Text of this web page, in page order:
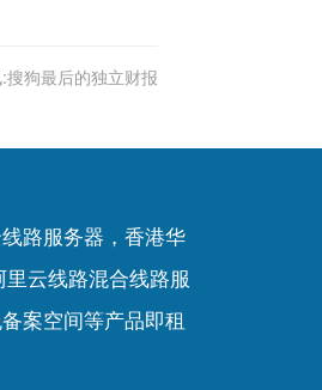
搜狗最后的独立财报
路服务器，香港华
云线路混合线路服
案空间等产品即租